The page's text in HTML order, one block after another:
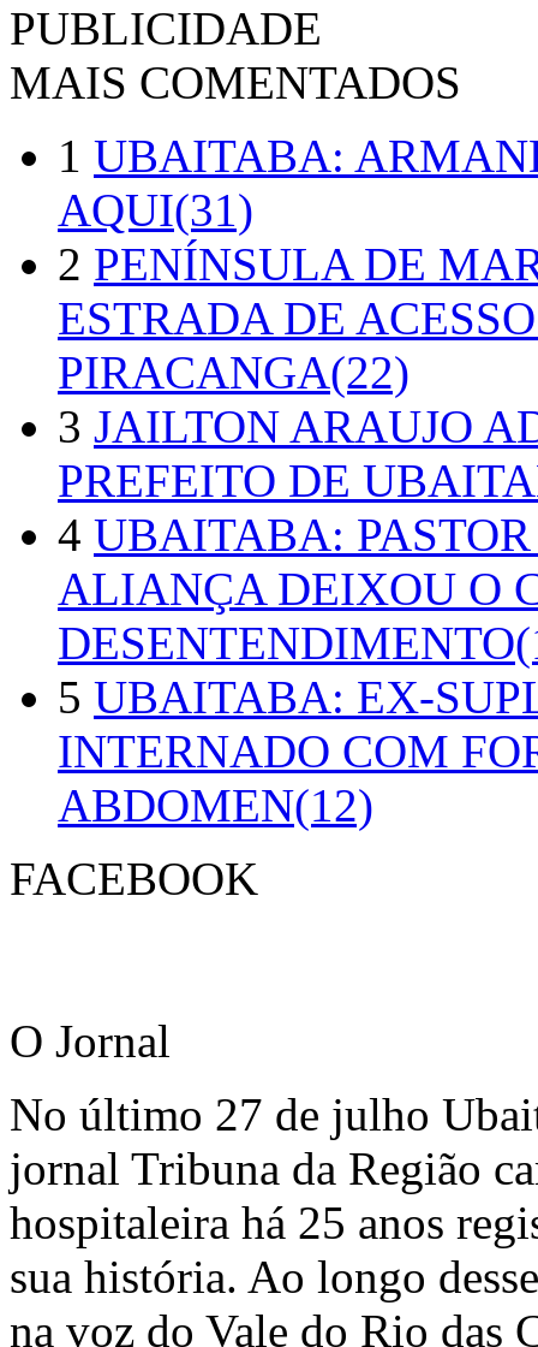
PUBLICIDADE
MAIS COMENTADOS
1 UBAITABA:
AQUI(31)
2 PENÍNSULA DE
ESTRADA DE
PIRACANGA(22)
3 JAILTON ARAUJO
PREFEITO DE
4 UBAITABA:
ALIANÇA DEIXOU O
5 UBAITABA: EX-
INTERNADO COM
ABDOMEN(12)
FACEBOOK
O Jornal
No último 27 de julho
jornal Tribuna da Região
hospitaleira há 25 anos
sua história. Ao longo
na voz do Vale do Rio das